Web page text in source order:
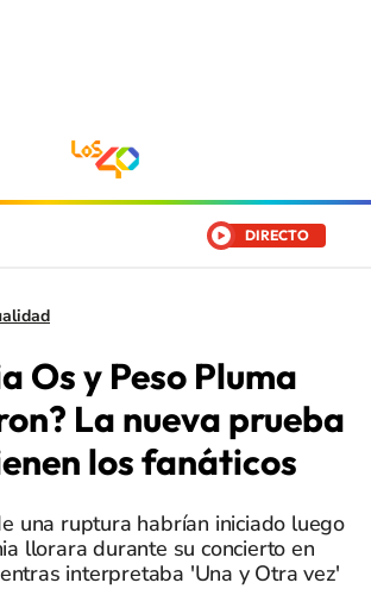
DIRECTO
Os y Peso Pluma
La nueva prueba
los fanáticos
una ruptura habrían iniciado luego
llorara durante su concierto en
interpretaba 'Una y Otra vez'